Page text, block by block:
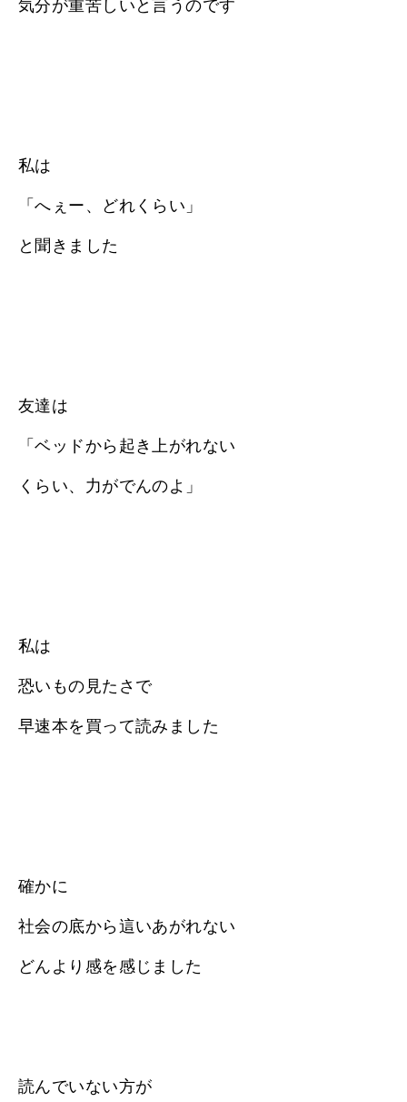
気分が重苦しいと言うのです
私は
「へぇー、どれくらい」
と聞きました
友達は
「ベッドから起き上がれない
くらい、力がでんのよ」
私は
恐いもの見たさで
早速本を買って読みました
確かに
社会の底から這いあがれない
どんより感を感じました
読んでいない方が